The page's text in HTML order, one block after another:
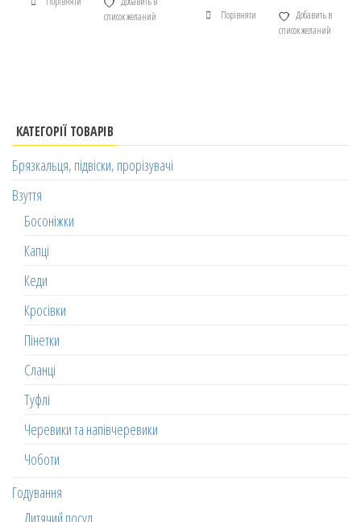
список желаний
Порівняти
Добавить в
список желаний
КАТЕГОРІЇ ТОВАРІВ
Брязкальця, підвіски, прорізувачі
Взуття
Босоніжки
Капці
Кеди
Кросівки
Пінетки
Сланці
Туфлі
Черевики та напівчеревики
Чоботи
Годування